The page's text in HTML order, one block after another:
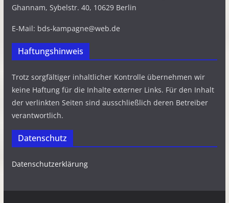
Ghannam, Sybelstr. 40, 10629 Berlin
E-Mail: bds-kampagne@web.de
Haftungshinweis
Trotz sorgfältiger inhaltlicher Kontrolle übernehmen wir
keine Haftung für die Inhalte externer Links. Für den Inhalt
der verlinkten Seiten sind ausschließlich deren Betreiber
verantwortlich.
Datenschutz
Datenschutzerklärung